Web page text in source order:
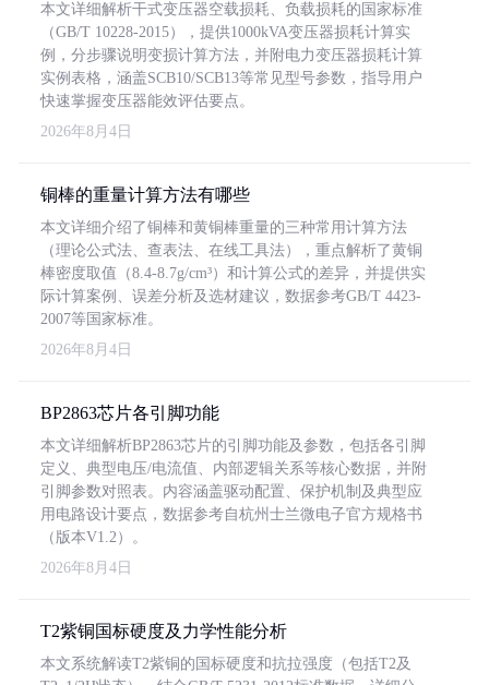
本文详细解析干式变压器空载损耗、负载损耗的国家标准
（GB/T 10228-2015），提供1000kVA变压器损耗计算实
例，分步骤说明变损计算方法，并附电力变压器损耗计算
实例表格，涵盖SCB10/SCB13等常见型号参数，指导用户
快速掌握变压器能效评估要点。
2026年8月4日
铜棒的重量计算方法有哪些
本文详细介绍了铜棒和黄铜棒重量的三种常用计算方法
（理论公式法、查表法、在线工具法），重点解析了黄铜
棒密度取值（8.4-8.7g/cm³）和计算公式的差异，并提供实
际计算案例、误差分析及选材建议，数据参考GB/T 4423-
2007等国家标准。
2026年8月4日
BP2863芯片各引脚功能
本文详细解析BP2863芯片的引脚功能及参数，包括各引脚
定义、典型电压/电流值、内部逻辑关系等核心数据，并附
引脚参数对照表。内容涵盖驱动配置、保护机制及典型应
用电路设计要点，数据参考自杭州士兰微电子官方规格书
（版本V1.2）。
2026年8月4日
T2紫铜国标硬度及力学性能分析
本文系统解读T2紫铜的国标硬度和抗拉强度（包括T2及